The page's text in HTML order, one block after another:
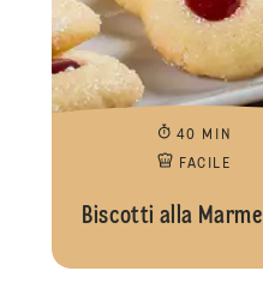
40 MIN
FACILE
Biscotti alla